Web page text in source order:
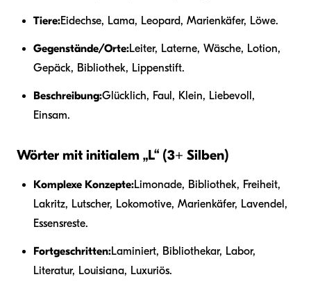
Tiere:Eidechse, Lama, Leopard, Marienkäfer, Löwe.
Gegenstände/Orte:Leiter, Laterne, Wäsche, Lotion,
Gepäck, Bibliothek, Lippenstift.
Beschreibung:Glücklich, Faul, Klein, Liebevoll,
Einsam.
Wörter mit initialem „L“ (3+ Silben)
Komplexe Konzepte:Limonade, Bibliothek, Freiheit,
Lakritz, Lutscher, Lokomotive, Marienkäfer, Lavendel,
Essensreste.
Fortgeschritten:Laminiert, Bibliothekar, Labor,
Literatur, Louisiana, Luxuriös.